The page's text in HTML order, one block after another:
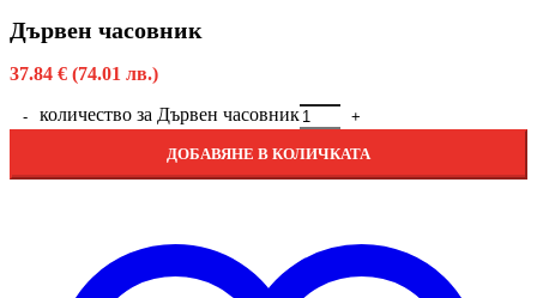
Дървен часовник
37.84 € (74.01 лв.)
количество за Дървен часовник
ДОБАВЯНЕ В КОЛИЧКАТА